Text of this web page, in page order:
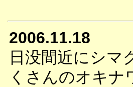
2006.11.18
日没間近にシマ
くさんのオキナ